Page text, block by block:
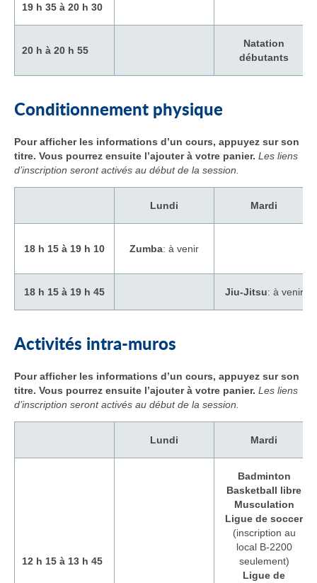
19 h 35 à 20 h 30
20 h à 20 h 55
Natation
débutants
Conditionnement physique
Pour afficher les informations d’un cours, appuyez sur son
titre. Vous pourrez ensuite l’ajouter à votre panier. Les liens
d’inscription seront activés au début de la session.
Lundi Mardi
18 h 15 à 19 h 10 Zumba: à venir
18 h 15 à 19 h 45 Jiu-Jitsu: à venir
Activités intra-muros
Pour afficher les informations d’un cours, appuyez sur son
titre. Vous pourrez ensuite l’ajouter à votre panier. Les liens
d’inscription seront activés au début de la session.
Lundi Mardi
12 h 15 à 13 h 45
Badminton
Basketball libre
Musculation
Ligue de soccer
(inscription au
local B-2200
seulement)
Ligue de